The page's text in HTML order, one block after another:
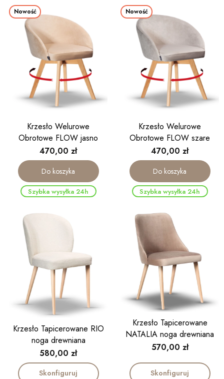
Nowość
Krzesło Welurowe
Obrotowe FLOW jasno
beżowe noga drewniana
kolor dąb
Cena
470,00 zł
Do koszyka
Szybka wysyłka 24h
Nowość
Krzesło Welurowe
Obrotowe FLOW szare
noga drewniana kolor dąb
Cena
470,00 zł
Do koszyka
Szybka wysyłka 24h
Krzesło Tapicerowane RIO
noga drewniana
Cena
580,00 zł
Skonfiguruj
Krzesło Tapicerowane
NATALIA noga drewniana
Cena
570,00 zł
Skonfiguruj